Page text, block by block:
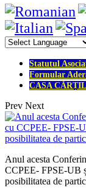
Statutul
Formular
CASA
Prev Next
Anul acesta
CCPEE- FPSE-UB
posibilitatea de